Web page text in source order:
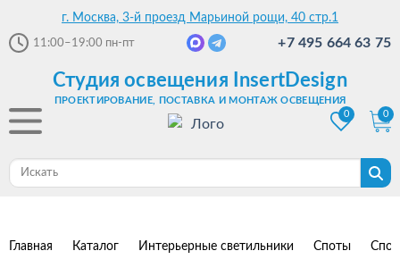
г. Москва, 3-й проезд Марьиной рощи, 40 стр.1
11:00–19:00 пн-пт +7 495 664 63 75
Студия освещения InsertDesign
ПРОЕКТИРОВАНИЕ, ПОСТАВКА И МОНТАЖ ОСВЕЩЕНИЯ
0
0
Главная Каталог Интерьерные светильники Споты